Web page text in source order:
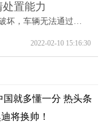
置能力
“前方道路遭‘敌’破坏，车辆无法通过。...
2022-02-10 15:16:30
就多懂一分 热头条
将换帅！